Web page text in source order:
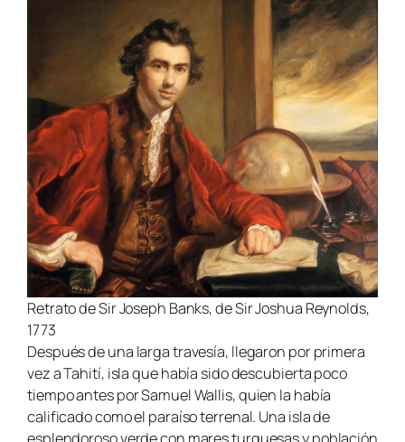
Retrato de Sir Joseph Banks, de Sir Joshua Reynolds,
1773
Después de una larga travesía, llegaron por primera
vez a Tahití, isla que había sido descubierta poco
tiempo antes por Samuel Wallis, quien la había
calificado como el paraíso terrenal. Una isla de